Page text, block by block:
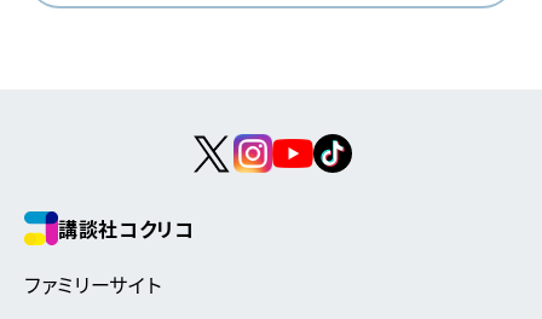
講談社コクリコ
ファミリーサイト